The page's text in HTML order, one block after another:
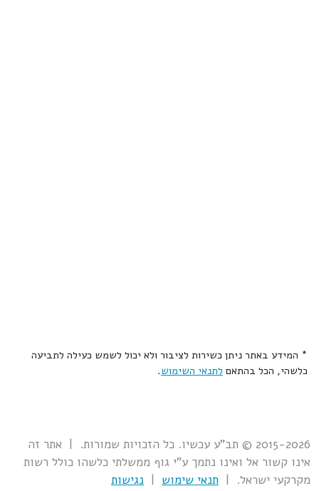
* המידע באתר ניתן כשירות לציבור ולא יכול לשמש כעילה לתביעה
כלשהי, הכל בהתאם לתנאי השימוש.
2015-2026 © תב"ע עכשיו. כל הזכויות שמורות. | אתר זה
אינו קשור אל ואינו נתמך ע"י גוף ממשלתי כלשהו כולל רשות
מקרקעי ישראל. | תנאי שימוש | נגישות